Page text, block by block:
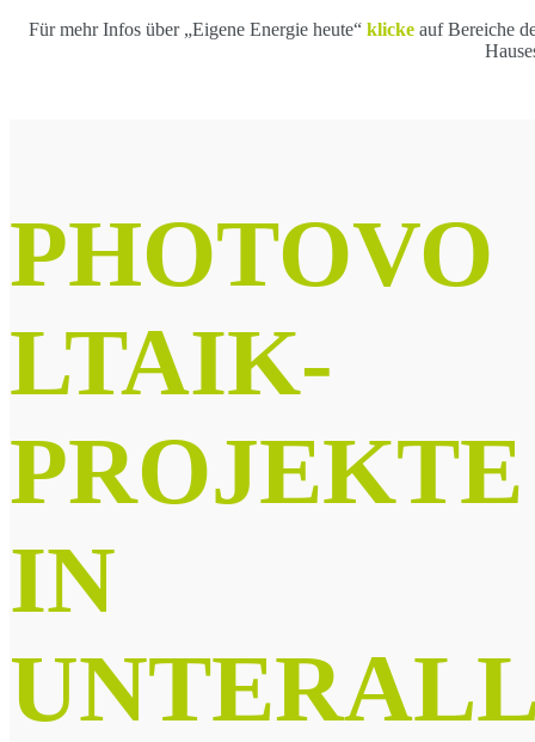
Für mehr Infos über „Eigene Energie heute“ klicke auf Bereiche
PHOTOVO
LTAIK-
PROJEKTE
IN